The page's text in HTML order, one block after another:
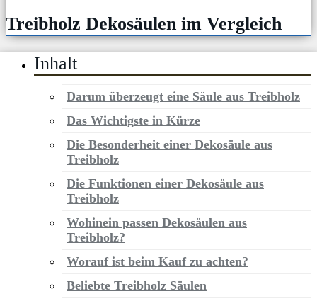
Treibholz Dekosäulen im Vergleich
Inhalt
Darum überzeugt eine Säule aus Treibholz
Das Wichtigste in Kürze
Die Besonderheit einer Dekosäule aus
Treibholz
Die Funktionen einer Dekosäule aus
Treibholz
Wohinein passen Dekosäulen aus
Treibholz?
Worauf ist beim Kauf zu achten?
Beliebte Treibholz Säulen